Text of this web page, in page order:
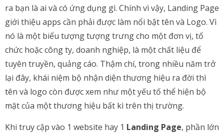
ra bạn là ai và có ứng dụng gì. Chính vì vậy, Landing Page
giới thiệu apps cần phải được làm nổi bật tên và Logo. Vì
nó là một biểu tượng tượng trưng cho một đơn vị, tổ
chức hoặc công ty, doanh nghiệp, là một chất liệu để
tuyên truyền, quảng cáo. Thậm chí, trong nhiều năm trở
lại đây, khái niệm bộ nhận diện thương hiệu ra đời thì
tên và logo còn được xem như một yếu tố thể hiện bộ
mặt của một thương hiệu bất kì trên thị trường.
Khi truy cập vào 1 website hay 1 Landing Page, phần lớn